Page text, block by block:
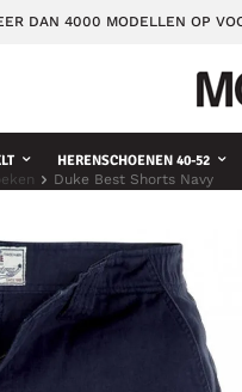
DAN 4000 MODELLEN OP
HERENSCHOENEN 40-52
Duke Best Shorts Navy